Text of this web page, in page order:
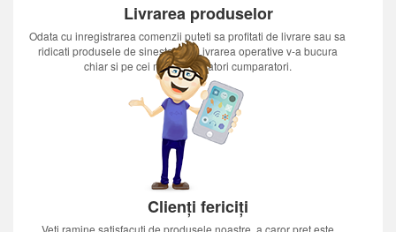
Livrarea produselor
Odata cu inregistrarea comenzii puteti sa profitati de livrare sau sa
ridicati produsele de sinestatator.Livrarea operative v-a bucura
chiar si pe cei mai nerabdatori cumparatori.
Clienți fericiți
Veți ramine satisfacuti de produsele noastre, a caror pret este